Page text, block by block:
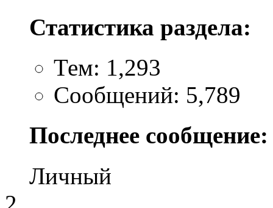
Статистика раздела:
Тем: 1,293
Сообщений: 5,789
Последнее сообщение:
Личный